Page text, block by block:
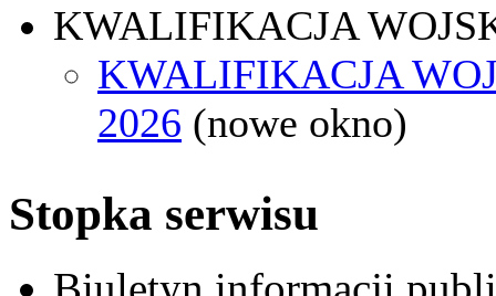
KWALIFIKACJA
KWALIFIKACJA
2026 (nowe okno)
Stopka serwisu